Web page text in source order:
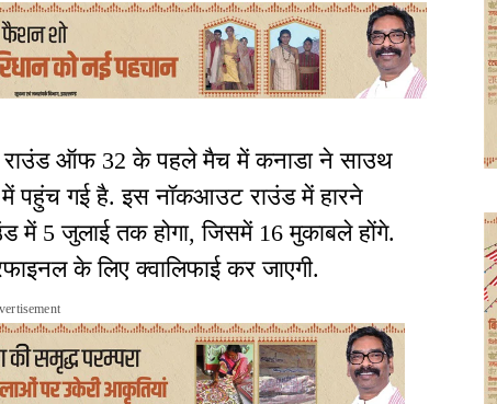
राउंड ऑफ 32 के पहले मैच में कनाडा ने साउथ
पहुंच गई है. इस नॉकआउट राउंड में हारने
में 5 जुलाई तक होगा, जिसमें 16 मुकाबले होंगे.
के लिए क्वालिफाई कर जाएगी.